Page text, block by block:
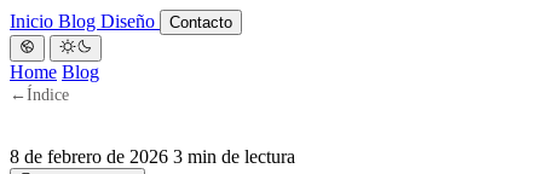
Inicio Blog Diseño Contacto
Home Blog
← Índice
8 de febrero de 2026 3 min de lectura